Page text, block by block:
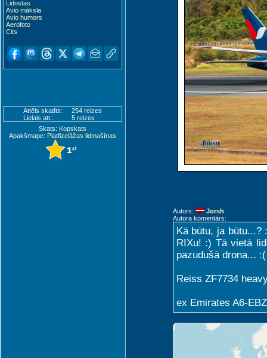
Lidostas
Avio māksla
Avio humors
Aerofoto
Cits
Attēls skatīts:
254 reizes
Lielais att.:
5 reizes
Skats: Kopskats
Apakšmape: Platfizelāžas lidmašīnas
Autors:
Jorsh
Autora komentārs:
Kā būtu, ja būtu...?
RIXu! :) Tā vietā
pazudušā drona... :(
Reiss ZF7734
ex Emirates A6-EBZ